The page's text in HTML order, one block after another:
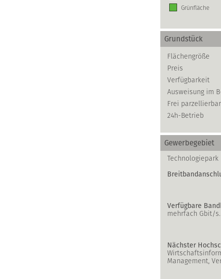
Grünfläche
Grundstück
Flächengröße
Preis
Verfügbarkeit
Ausweisung im
Frei parzellierbar
24h-Betrieb
Gewerbegebiet
Verfügbare
mehrfach Gbit/s.
Nächster
Management,